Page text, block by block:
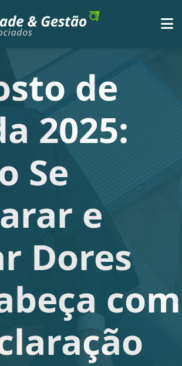
de
2025:
Se
e
Dores
com